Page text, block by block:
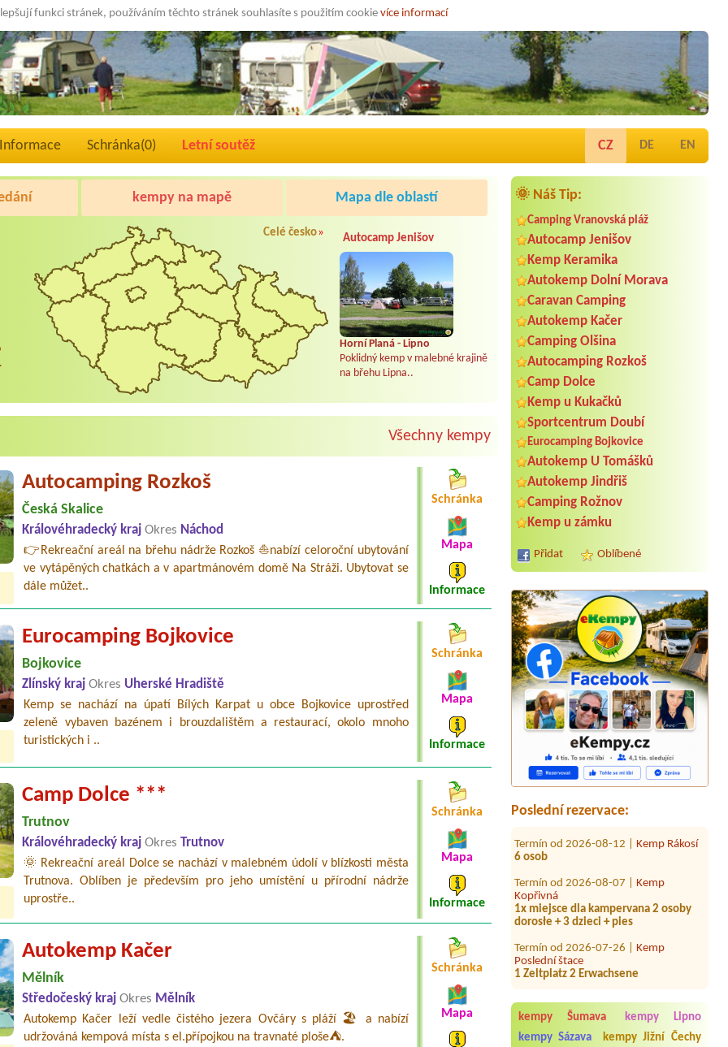
funkci stránek, používáním těchto stránek souhlasíte s použitím cookie více informací
Informace Schránka(0) Letní soutěž CZ DE EN
🌞 Náš Tip:
Camping Vranovská pláž
Autocamp Jenišov
Kemp Keramika
Autokemp Dolní Morava
Caravan Camping
Autokemp Kačer
Camping Olšina
Autocamping Rozkoš
Camp Dolce
Kemp u Kukačků
Sportcentrum Doubí
Eurocamping Bojkovice
Autokemp U Tomášků
Autokemp Jindřiš
Camping Rožnov
Kemp u zámku
Přidat Oblíbené
Poslední rezervace:
Termín od 2026-07-31 |Autokemp
Ždáň
1 místo pro stan s autem, 2 osoby
Termín od 2026-08-08 |Camping
Panorama Lipno
1 místo - dodávka s před stanem, +
Termín od 2026-08-07 |
1x miejsce dla kampervana 2 osoby
dorosłe + 3 dzieci + pies
Termín od 2026-07-26 |
1 Zeltplatz 2 Erwachsene
Termín od 2026-07-28 |Eurocamping
1x 4L chatka pro 2 dospělé a 1 dítě 6
let
Termín od 2026-09-12 | RS Sycherák
kempy Šumava
kempy Lipno
kempy Sázava
kempy Jižní Čechy
kempy na mapě Mapa dle oblastí
Celé česko» Autocamp Jenišov
Horní Planá - Lipno
Poklidný kemp v malebné krajině
na břehu Lipna..
Všechny kempy
Autocamping Rozkoš
Česká Skalice
Královéhradecký krajOkres Náchod
👉Rekreační areál na břehu nádrže Rozkoš ⛵nabízí celoroční ubytování
ve vytápěných chatkách a v apartmánovém domě Na Stráži. Ubytovat se
dále můžet..
Schránka
Mapa
Informace
Eurocamping Bojkovice
Bojkovice
Zlínský krajOkres Uherské Hradiště
Kemp se nachází na úpatí Bílých Karpat u obce Bojkovice uprostřed
zeleně vybaven bazénem i brouzdalištěm a restaurací, okolo mnoho
turistických i ..
Schránka
Mapa
Informace
Camp Dolce ***
Trutnov
Královéhradecký krajOkres Trutnov
🌞 Rekreační areál Dolce se nachází v malebném údolí v blízkosti města
Trutnova. Oblíben je především pro jeho umístění u přírodní nádrže
uprostře..
Schránka
Mapa
Informace
Autokemp Kačer
Mělník
Středočeský krajOkres Mělník
Autokemp Kačer leží vedle čistého jezera Ovčáry s pláží 🏖️ a nabízí
udržováná kempová místa s el.přípojkou na travnaté ploše⛺.
Schránka
Mapa